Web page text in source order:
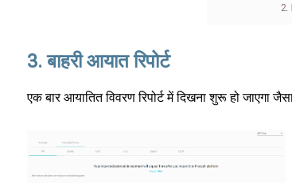
3. बाहरी आयात रिपोर्ट
एक बार आयातित विवरण रिपोर्ट में दिखना शुरू हो जाएगा